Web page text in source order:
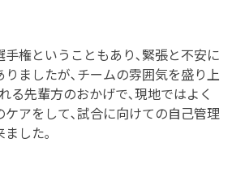
権ということもあり､緊張と不安に
ましたが､チームの雰囲気を盛り上
る先輩方のおかげで､現地ではよく
アをして､試合に向けての自己管理
した｡